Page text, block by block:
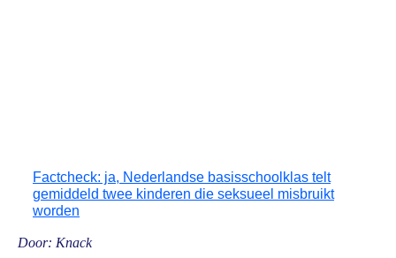
Factcheck: ja, Nederlandse basisschoolklas telt
gemiddeld twee kinderen die seksueel misbruikt
worden
Door: Knack